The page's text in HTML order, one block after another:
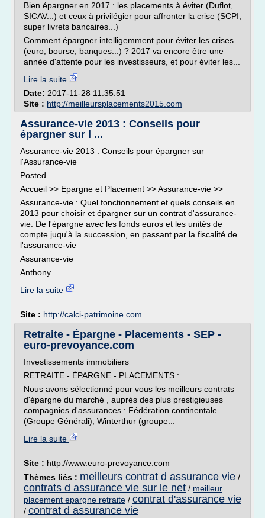
Bien épargner en 2017 : les placements à éviter (Duflot,
SICAV...) et ceux à privilégier pour affronter la crise (SCPI,
super livrets bancaires...)
Comment épargner intelligemment pour éviter les crises
(euro, bourse, banques...) ? 2017 va encore être une
année d'attente pour les investisseurs, et pour éviter les...
Lire la suite
Date: 2017-11-28 11:35:51
Site : http://meilleursplacements2015.com
Assurance-vie 2013 : Conseils pour
épargner sur l ...
Assurance-vie 2013 : Conseils pour épargner sur
l'Assurance-vie
Posted
Accueil >> Epargne et Placement >> Assurance-vie >>
Assurance-vie : Quel fonctionnement et quels conseils en
2013 pour choisir et épargner sur un contrat d'assurance-
vie. De l'épargne avec les fonds euros et les unités de
compte juqu'à la succession, en passant par la fiscalité de
l'assurance-vie
Assurance-vie
Anthony...
Lire la suite
Site : http://calci-patrimoine.com
Retraite - Épargne - Placements - SEP -
euro-prevoyance.com
Investissements immobiliers
RETRAITE - ÉPARGNE - PLACEMENTS :
Nous avons sélectionné pour vous les meilleurs contrats
d'épargne du marché , auprès des plus prestigieuses
compagnies d'assurances : Fédération continentale
(Groupe Générali), Winterthur (groupe...
Lire la suite
Site : http://www.euro-prevoyance.com
Thèmes liés : meilleurs contrat d assurance vie /
contrats d assurance vie sur le net / meilleur
placement epargne retraite / contrat d'assurance vie
/ contrat d assurance vie